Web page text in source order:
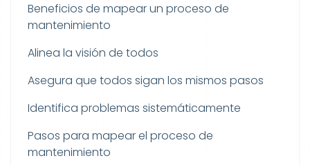
Beneficios de mapear un proceso de
mantenimiento
Alinea la visión de todos
Asegura que todos sigan los mismos pasos
Identifica problemas sistemáticamente
Pasos para mapear el proceso de
mantenimiento